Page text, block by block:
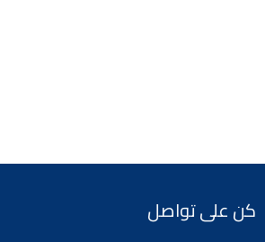
كن على تواصل